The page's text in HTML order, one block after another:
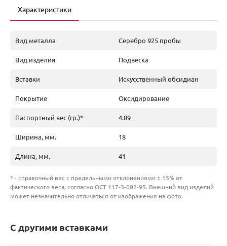
Характеристики
Вид металла Серебро 925 пробы
Вид изделия Подвеска
Вставки Искусственный обсидиан
Покрытие Оксидирование
Паспортный вес (гр.)* 4.89
Ширина, мм. 18
Длина, мм. 41
* - справочный вес с предельными отклонениями ± 15% от
фактического веса, согласно ОСТ 117-3-002-95. Внешний вид изделий
может незначительно отличаться от изображения на фото.
С другими вставками